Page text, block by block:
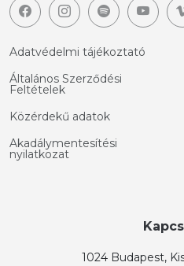
Adatvédelmi tájékoztató
Általános Szerződési
Feltételek
Közérdekű adatok
Akadálymentesítési
nyilatkozat
1024 Budapest,